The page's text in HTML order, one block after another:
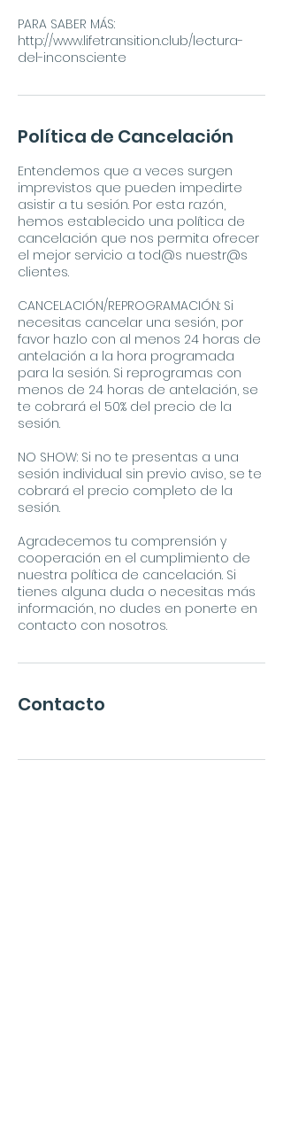
PARA SABER MÁS:
http://www.lifetransition.club/lectura-
del-inconsciente
Política de Cancelación
Entendemos que a veces surgen
imprevistos que pueden impedirte
asistir a tu sesión. Por esta razón,
hemos establecido una política de
cancelación que nos permita ofrecer
el mejor servicio a tod@s nuestr@s
clientes.
CANCELACIÓN/REPROGRAMACIÓN: Si
necesitas cancelar una sesión, por
favor hazlo con al menos 24 horas de
antelación a la hora programada
para la sesión. Si reprogramas con
menos de 24 horas de antelación, se
te cobrará el 50% del precio de la
sesión.
NO SHOW: Si no te presentas a una
sesión individual sin previo aviso, se te
cobrará el precio completo de la
sesión.
Agradecemos tu comprensión y
cooperación en el cumplimiento de
nuestra política de cancelación. Si
tienes alguna duda o necesitas más
información, no dudes en ponerte en
contacto con nosotros.
Contacto